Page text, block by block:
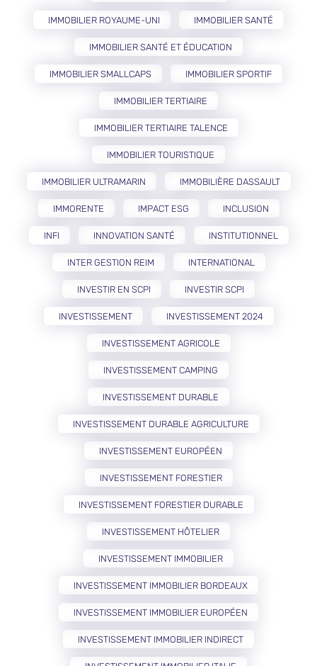
IMMOBILIER ROYAUME-UNI IMMOBILIER SANTÉ
IMMOBILIER SANTÉ ET ÉDUCATION
IMMOBILIER SMALLCAPS IMMOBILIER SPORTIF
IMMOBILIER TERTIAIRE
IMMOBILIER TERTIAIRE TALENCE
IMMOBILIER TOURISTIQUE
IMMOBILIER ULTRAMARIN IMMOBILIÈRE DASSAULT
IMMORENTE IMPACT ESG INCLUSION
INFI INNOVATION SANTÉ INSTITUTIONNEL
INTER GESTION REIM INTERNATIONAL
INVESTIR EN SCPI INVESTIR SCPI
INVESTISSEMENT INVESTISSEMENT 2024
INVESTISSEMENT AGRICOLE
INVESTISSEMENT CAMPING
INVESTISSEMENT DURABLE
INVESTISSEMENT DURABLE AGRICULTURE
INVESTISSEMENT EUROPÉEN
INVESTISSEMENT FORESTIER
INVESTISSEMENT FORESTIER DURABLE
INVESTISSEMENT HÔTELIER
INVESTISSEMENT IMMOBILIER
INVESTISSEMENT IMMOBILIER BORDEAUX
INVESTISSEMENT IMMOBILIER EUROPÉEN
INVESTISSEMENT IMMOBILIER INDIRECT